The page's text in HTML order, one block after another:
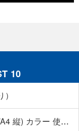
10
請求書 (インボイス対応/自動計算/A4 縦) カラー 使い方解説あり